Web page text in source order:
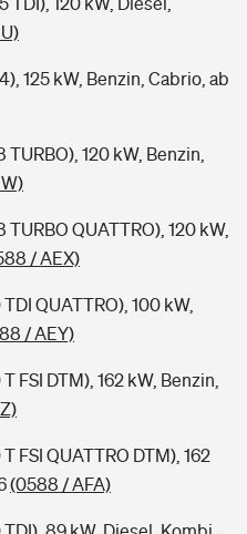
125 kW, Benzin, Cabrio, ab
120 kW, Benzin,
QUATTRO), 120 kW,
/ AEX)
QUATTRO), 100 kW,
/ AEY)
FSI DTM), 162 kW, Benzin,
FSI QUATTRO DTM), 162
(0588 / AFA)